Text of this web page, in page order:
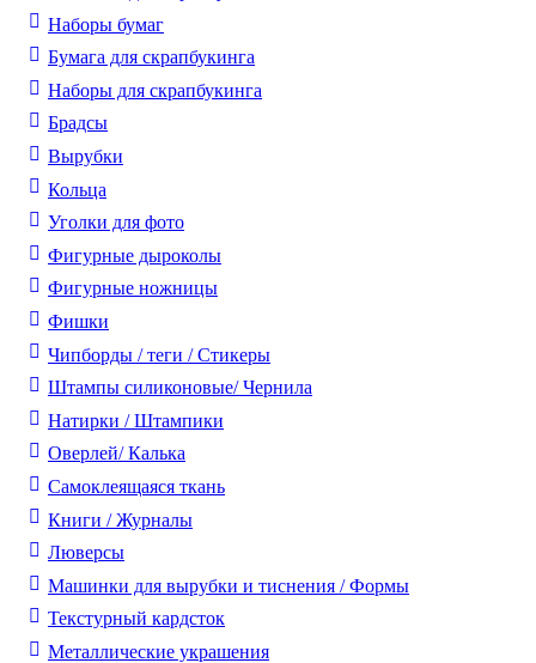
Наборы бумаг
Бумага для скрапбукинга
Наборы для скрапбукинга
Брадсы
Вырубки
Кольца
Уголки для фото
Фигурные дыроколы
Фигурные ножницы
Фишки
Чипборды / теги / Стикеры
Штампы силиконовые/ Чернила
Натирки / Штампики
Оверлей/ Калька
Самоклеящаяся ткань
Книги / Журналы
Люверсы
Машинки для вырубки и тиснения / Формы
Текстурный кардсток
Металлические украшения